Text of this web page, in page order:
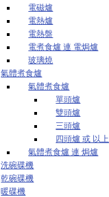
電磁爐
電熱爐
電熱盤
電煮食爐 連 電焗爐
玻璃燒
氣體煮食爐
氣體煮食爐
單頭爐
雙頭爐
三頭爐
四頭爐 或 以上
氣體煮食爐 連 焗爐
洗碗碟機
乾碗碟機
暖碟機